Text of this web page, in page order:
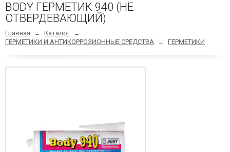
BODY ГЕРМЕТИК 940 (НЕ
ОТВЕРДЕВАЮЩИЙ)
Главная → Каталог →
ГЕРМЕТИКИ И АНТИКОРРОЗИОННЫЕ СРЕДСТВА → ГЕРМЕТИКИ